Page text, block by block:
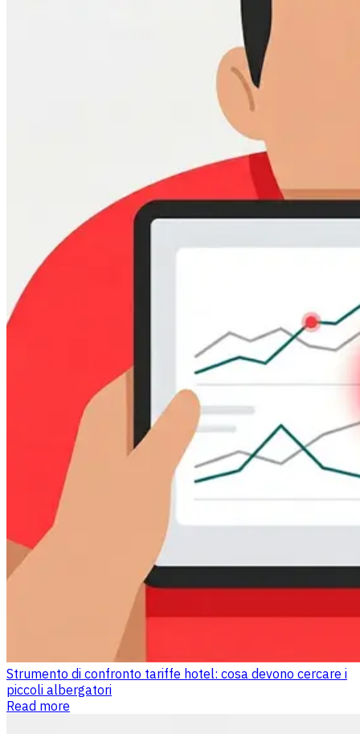
Strumento di confronto tariffe hotel: cosa devono cercare i
piccoli albergatori
Read more